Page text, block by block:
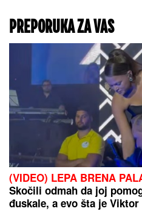
PREPORUKA ZA VAS
(VIDEO) LEPA BRENA
Skočili odmah da joj
đuskale, a evo šta je